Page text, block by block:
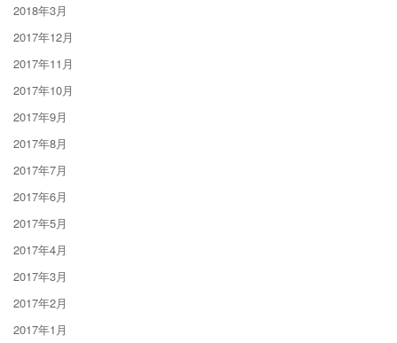
2018年3月
2017年12月
2017年11月
2017年10月
2017年9月
2017年8月
2017年7月
2017年6月
2017年5月
2017年4月
2017年3月
2017年2月
2017年1月